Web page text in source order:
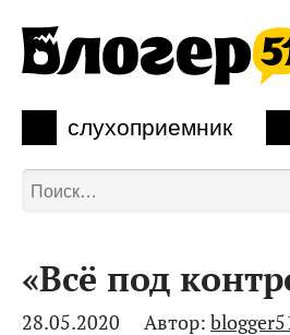
слухоприемник
«Всё под
28.05.2020 Автор: